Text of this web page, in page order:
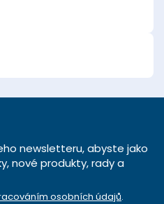
newsletteru, abyste jako
nové produkty, rady a
osobních údajů.